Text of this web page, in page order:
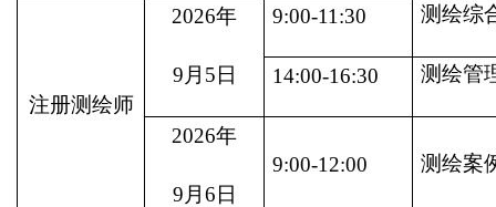
注册测绘师
2026年
9 月 5日
9:00-11 :30 测绘综
14:00-16:30 测绘管
2026年
9 月6日
9:00-1 2:00 测绘案